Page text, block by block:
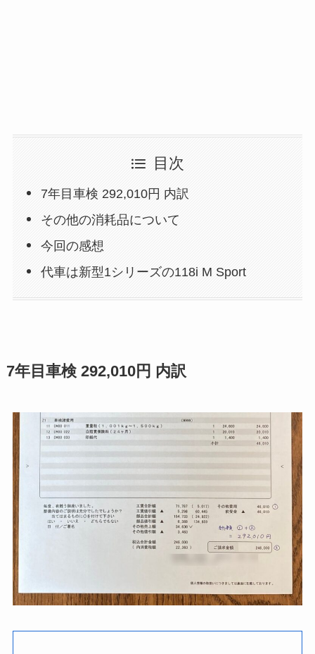
目次
7年目車検 292,010円 内訳
その他の消耗品について
今回の感想
代車は新型1シリーズの118i M Sport
7年目車検 292,010円 内訳